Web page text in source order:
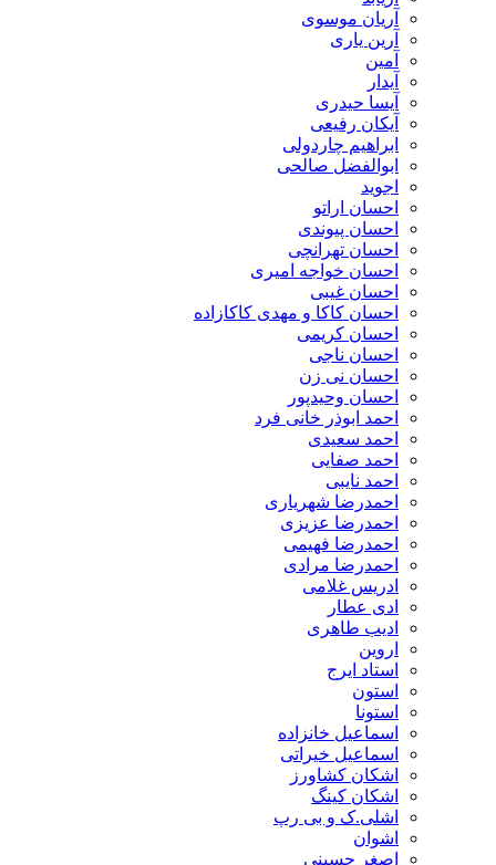
آریان موسوی
آرین یاری
آمین
آیدار
آیسا حیدری
آیکان رفیعی
ابراهیم چاردولی
ابوالفضل صالحی
اجوید
احسان اراتو
احسان پیوندی
احسان تهرانچی
احسان خواجه امیری
احسان غیبی
احسان کاکا و مهدی کاکازاده
احسان کریمی
احسان ناجی
احسان نی زن
احسان وحیدپور
احمد ابوذر خانی فرد
احمد سعیدی
احمد صفایی
احمد نایبی
احمدرضا شهریاری
احمدرضا عزیزی
احمدرضا فهیمی
احمدرضا مرادی
ادریس غلامی
ادی عطار
ادیب طاهری
اروین
استاد ایرج
استون
استونا
اسماعیل خانزاده
اسماعیل خیراتی
اشکان کشاورز
اشکان کینگ
اشلی.ک و بی رپ
اشوان
اصغر حسینی